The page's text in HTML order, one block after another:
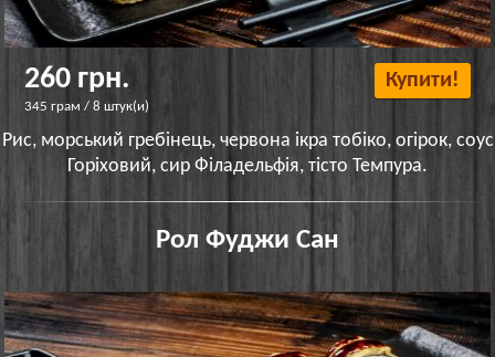
260 грн.
345 грам / 8 штук(и)
Купити!
Рис, морський гребінець, червона ікра тобіко, огірок, соус
Горіховий, сир Філадельфія, тісто Темпура.
Рол Фуджи Сан